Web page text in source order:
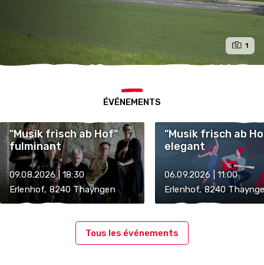
1
ÉVÉNEMENTS
"Musik frisch ab Hof"
fulminant
09.08.2026 | 18:30
Erlenhof, 8240 Thayngen
"Musik frisch ab
elegant
06.09.2026 | 11:00
Erlenhof, 8240
Tous les événements